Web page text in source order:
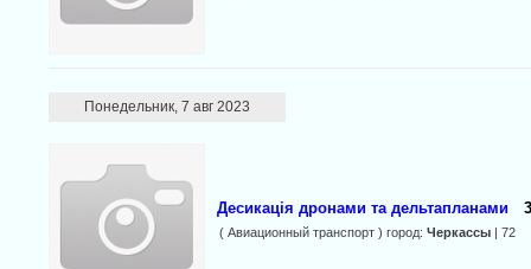
Понедельник, 7 авг 2023
Десикація дронами та дельтапланами
( Авиационный транспорт ) город: Черкассы| 72